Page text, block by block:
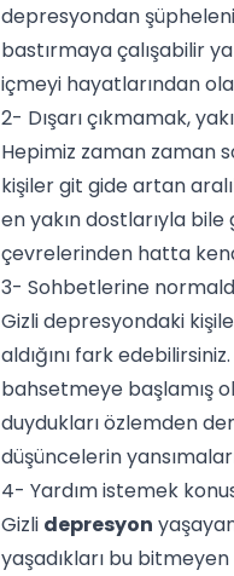
depresyondan
bastırmaya çalışabilir
içmeyi hayatlarından
2- Dışarı çıkmamak,
Hepimiz zaman zaman
kişiler git gide artan
en yakın dostlarıyla
çevrelerinden hatta
3- Sohbetlerine
Gizli depresyondaki
aldığını fark
bahsetmeye başlamış
duydukları özlemden
düşüncelerin
4- Yardım istemek
Gizli depresyon
yaşadıkları bu